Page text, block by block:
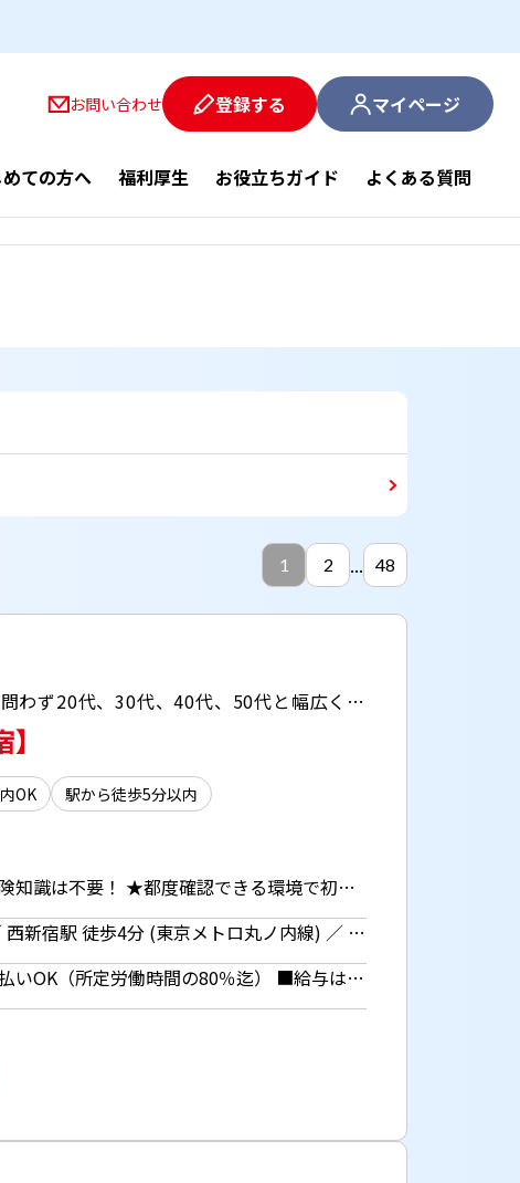
お問い合わせ 登録する マイページ
ての方へ 福利厚生 お役立ちガイド よくある質問
1 2 ... 48
＼1ヵ月間の期間限定で扶養内希望の方もOK！／ ▼完全週休二日制／17時定時／残業なし ▼男女問わず20代、30代、40代、50代と幅広く活躍中！ ▼一斉スタートで一緒に始める仲間も沢山いて心強い♪
OK
駅から徒歩5分以内
保険金支払いに関するデータ入力・事務作業 ★電話対応なし事務スタッフ募集！！ ☆保険知識は不要！ ★都度確認できる環境で初めてでも安心♪ ・届いた請求データの開封、チェック ・専用システムへのデータ入力 ・チャット対応 ・執務室内の清掃などその他庶務
東京都 新宿区 新宿駅 徒歩8分 (JR各線、京王本線、都営新宿線、大江戸線、小田急線) ／ 西新宿駅 徒歩4分 (東京メトロ丸ノ内線) ／ 都庁前駅 徒歩4分 (都営大江戸線)
時給1600円 【月額例】25万7600円+交通費 （時給1600円×7h×23日勤務の場合） ■日払いOK（所定労働時間の80％迄） ■給与は月1回の銀行振込となりますが、「JOBPAY（ジョブペイ）」の利用で就業当日に給料相当額の一部をセブン銀行や三菱UFJ銀行、コンビニ等のATMから受け取る事が可能です！※受取タイミングは自由だから週1回や月2回などの使い方もOK！ ◎『JOBPAY』はマイページにてカード発行手続き完了後より利用可能です♪ ⇒詳しくはお仕事紹介時に担当者までご相談ください